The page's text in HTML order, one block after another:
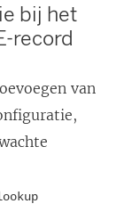
bij het
record
van